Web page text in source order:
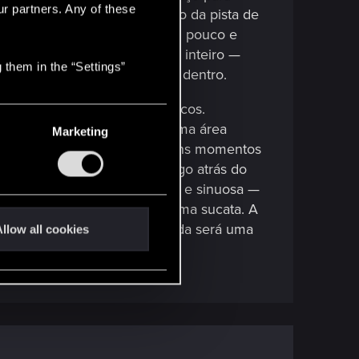
partners. Any of these
in the “Settings”
Marketing
all cookies
pausa, o bar fica bem perto da pista de
você quiser arriscar-se um pouco e
a cabeça — ou o corpo inteiro —
após as fortes batidas lá dentro.
despreocupado para os ricos.
e passou a ser uma área
assim, ainda há ali alguns momentos
tem vista para o litoral logo atrás do
com sua pista íngreme e sinuosa —
a Mega Ride parece… uma sucata. A
e essa joia escondida será uma